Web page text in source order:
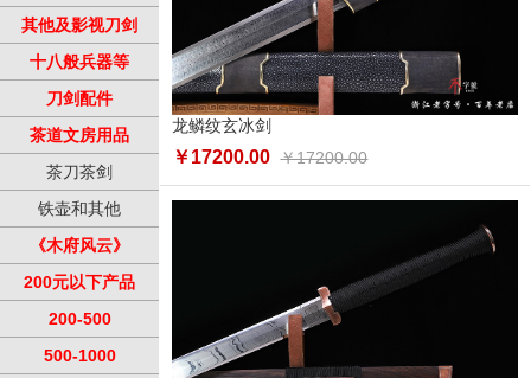
其他及影视刀剑
十八般兵器等
刀剑配件
茶道文房用品
茶刀茶剑
铁壶和其他
《木府风云》
200元以下产品
200-500
500-1000
龙鳞纹玄冰剑
￥17200.00 ￥17200.00